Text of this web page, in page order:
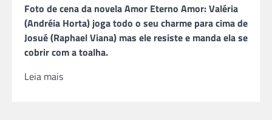
Foto de cena da novela Amor Eterno Amor: Valéria
(Andréia Horta) joga todo o seu charme para cima de
Josué (Raphael Viana) mas ele resiste e manda ela se
cobrir com a toalha.
Leia mais